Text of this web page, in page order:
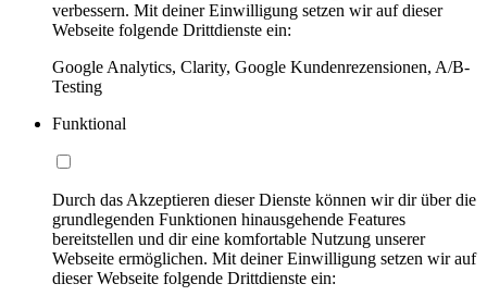
verbessern. Mit deiner Einwilligung setzen wir auf dieser
Webseite folgende Drittdienste ein:
Google Analytics, Clarity, Google Kundenrezensionen, A/B-
Testing
Funktional
Durch das Akzeptieren dieser Dienste können wir dir über die
grundlegenden Funktionen hinausgehende Features
bereitstellen und dir eine komfortable Nutzung unserer
Webseite ermöglichen. Mit deiner Einwilligung setzen wir auf
dieser Webseite folgende Drittdienste ein: